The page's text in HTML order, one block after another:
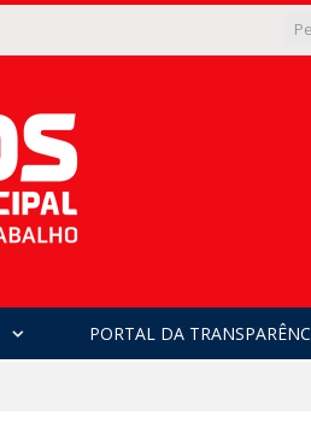
PORTAL DA